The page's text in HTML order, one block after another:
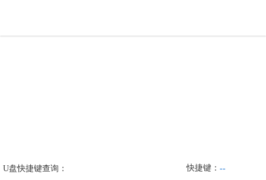
电脑问题
U盘快捷键查询： 快捷键： --